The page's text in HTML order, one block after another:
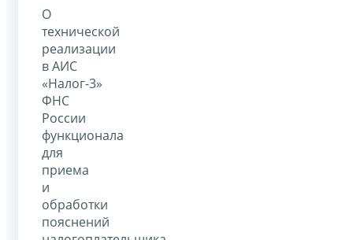
О
технической
реализации
в АИС
«Налог-3»
ФНС
России
функционала
для
приема
и
обработки
пояснений